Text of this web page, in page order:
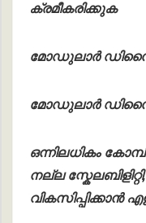
ക്രമീകരിക്കുക
മോഡുലാർ
മോഡുലാർ
ഒന്നിലധികം
നല്ല
വികസിപ്പിക്കാൻ